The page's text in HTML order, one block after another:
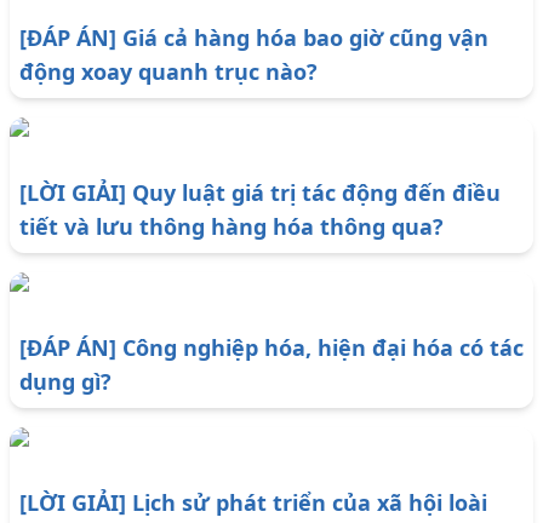
[ĐÁP ÁN] Giá cả hàng hóa bao giờ cũng vận
động xoay quanh trục nào?
[LỜI GIẢI] Quy luật giá trị tác động đến điều
tiết và lưu thông hàng hóa thông qua?
[ĐÁP ÁN] Công nghiệp hóa, hiện đại hóa có tác
dụng gì?
[LỜI GIẢI] Lịch sử phát triển của xã hội loài